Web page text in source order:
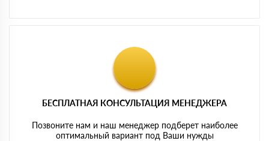
БЕСПЛАТНАЯ КОНСУЛЬТАЦИЯ МЕНЕДЖЕРА
Позвоните нам и наш менеджер подберет наиболее
оптимальный вариант под Ваши нужды